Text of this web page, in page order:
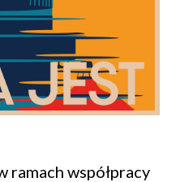
ramach współpracy